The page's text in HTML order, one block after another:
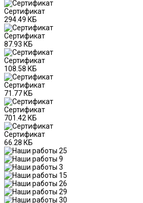
Сертификат
294.49 КБ
Сертификат
87.93 КБ
Сертификат
108.58 КБ
Сертификат
71.77 КБ
Сертификат
701.42 КБ
Сертификат
66.28 КБ